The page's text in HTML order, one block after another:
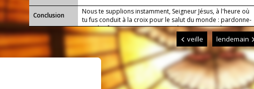
Conclusion
Nous te supplions instamment, Seigneur Jésus, à l'heure où
tu fus conduit à la croix pour le salut du monde : pardonne-
nous les fautes commises et protège-nous pour l'avenir. Toi
qui règnes pour les siècles des siècles. Amen.
veille lendemain